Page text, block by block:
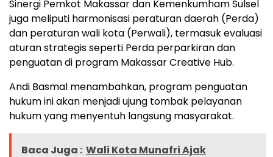
Sinergi Pemkot Makassar dan Kemenkumham Sulsel
juga meliputi harmonisasi peraturan daerah (Perda)
dan peraturan wali kota (Perwali), termasuk evaluasi
aturan strategis seperti Perda perparkiran dan
penguatan di program Makassar Creative Hub.
Andi Basmal menambahkan, program penguatan
hukum ini akan menjadi ujung tombak pelayanan
hukum yang menyentuh langsung masyarakat.
Baca Juga : Wali Kota Munafri Ajak